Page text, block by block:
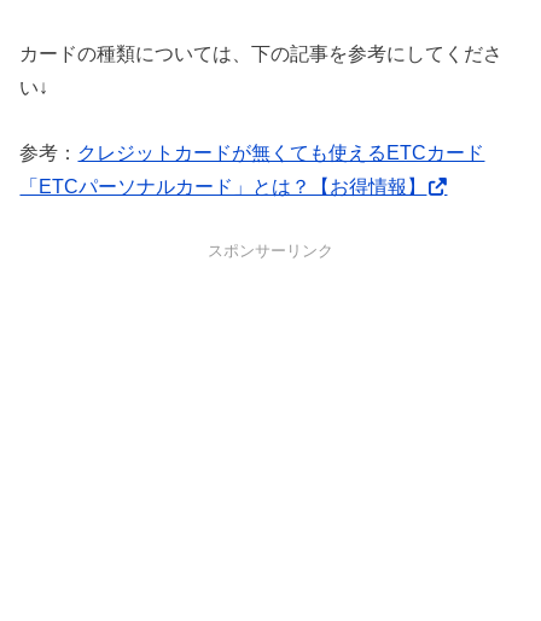
カードの種類については、下の記事を参考にしてくださ
い↓
参考： クレジットカードが無くても使えるETCカード
「ETCパーソナルカード」とは？【お得情報】
スポンサーリンク